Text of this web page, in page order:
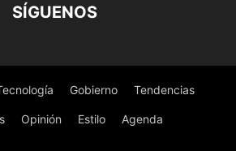
SÍGUENOS
Gobierno Tendencias
Opinión Estilo Agenda